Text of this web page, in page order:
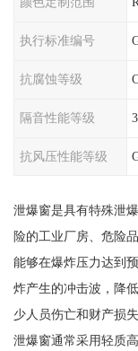
执行标准编号
抗腐蚀等级
隔音性能等级
抗风压性能等级
泄爆窗是具有特殊泄
险的工业厂房、危险
能够在爆炸压力达到
炸产生的冲击波，降
少人员伤亡和财产损失
泄爆窗通常采用轻质